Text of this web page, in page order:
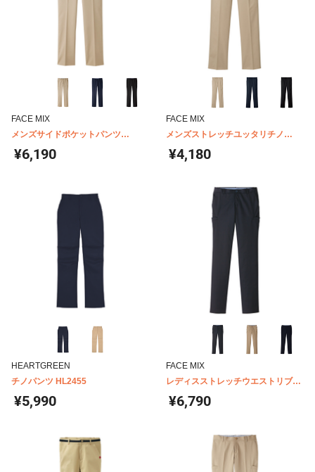
FACE MIX
メンズサイドポケットパンツ
FP6004M
¥6,190
FACE MIX
メンズストレッチユッタリチノ
FP6011M
¥4,180
HEARTGREEN
チノパンツ HL2455
¥5,990
FACE MIX
レディスストレッチウエストリブパ
ンツ FP6306L
¥6,790